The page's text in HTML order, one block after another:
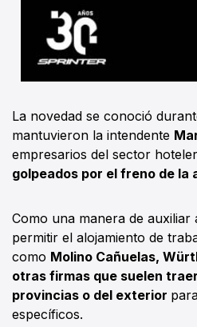
La novedad se conoció
mantuvieron la intendente
empresarios del sector
golpeados por el freno de la
Como una manera de auxiliar
permitir el alojamiento de
como Molino Cañuelas,
otras firmas que suelen
provincias o del exterior
específicos.